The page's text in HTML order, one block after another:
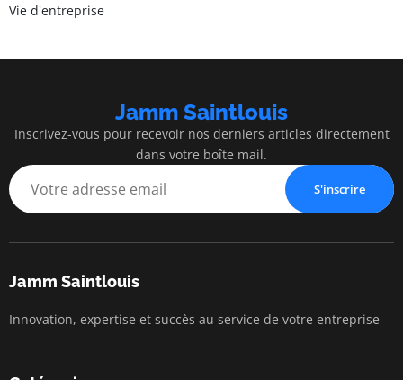
Vie d'entreprise
Jamm Saintlouis
Inscrivez-vous pour recevoir nos derniers articles directement
dans votre boîte mail.
S'inscrire
Jamm Saintlouis
Innovation, expertise et succès au service de votre entreprise